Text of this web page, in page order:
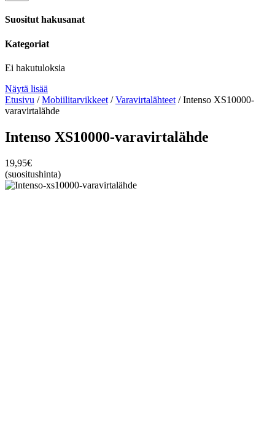
Suositut hakusanat
Kategoriat
Ei hakutuloksia
Näytä lisää
Etusivu /Mobiilitarvikkeet /Varavirtalähteet / Intenso XS10000-
varavirtalähde
Intenso XS10000-varavirtalähde
19,95€
(suositushinta)